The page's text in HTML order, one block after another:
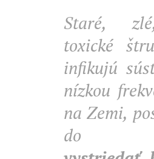
Staré,
toxické
infikujú
nízkou
na Zemi,
do